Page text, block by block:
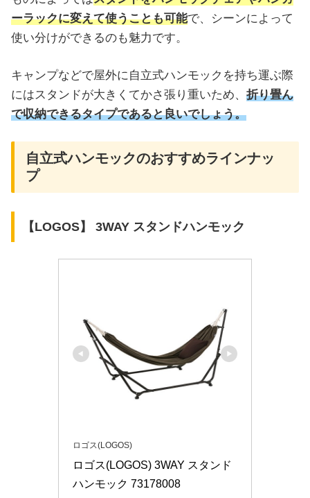
ーラックに変えて使うことも可能で、シーンによって
使い分けができるのも魅力です。
キャンプなどで屋外に自立式ハンモックを持ち運ぶ際
にはスタンドが大きくてかさ張り重いため、 折り畳ん
で収納できるタイプであると良いでしょう。
自立式ハンモックのおすすめラインナッ
プ
【LOGOS】 3WAY スタンドハンモック
ロゴス(LOGOS)
ロゴス(LOGOS) 3WAY スタンド
ハンモック 73178008